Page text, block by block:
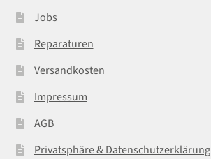
Jobs
Reparaturen
Versandkosten
Impressum
AGB
Privatsphäre & Datenschutzerklärung